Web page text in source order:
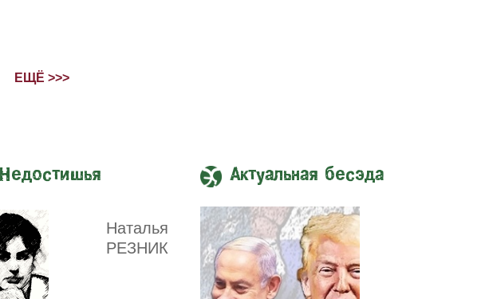
ЕЩЁ >>>
Недостишья
Наталья
РЕЗНИК
Актуальная бесэда